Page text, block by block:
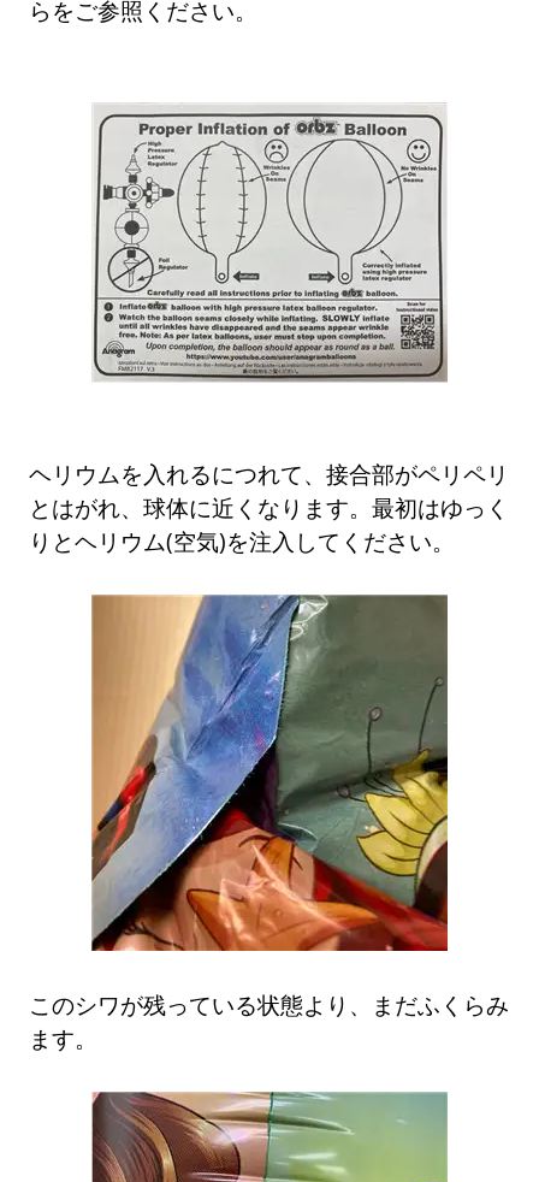
らをご参照ください。
ヘリウムを入れるにつれて、接合部がペリペリ
とはがれ、球体に近くなります。最初はゆっく
りとヘリウム(空気)を注入してください。
このシワが残っている状態より、まだふくらみ
ます。